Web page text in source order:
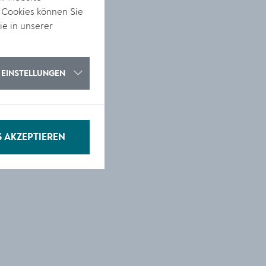
können Sie
in unserer
EINSTELLUNGEN
AKZEPTIEREN